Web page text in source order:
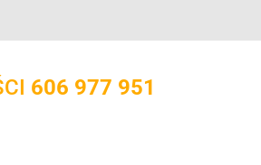
606 977 951